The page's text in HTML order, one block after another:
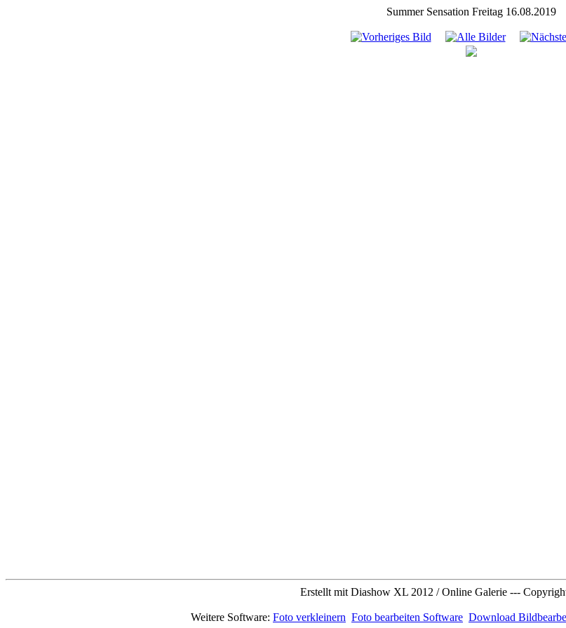
Summer Sensation Freitag 16.08.2019
Erstellt mit Diashow XL 2012 / Online Galerie ---
Weitere Software: Foto verkleinern Foto bearbeiten Software Download